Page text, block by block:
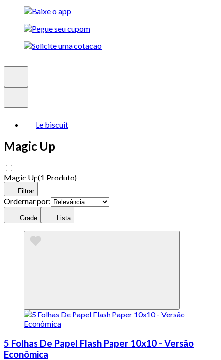
Le biscuit
Magic Up
Magic Up(1 Produto)
Filtrar
Ordernar por:
Grade Lista
5 Folhas De Papel Flash Paper 10x10 - Versão
Econômica